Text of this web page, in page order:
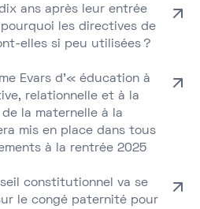
ans après leur entrée
les directives de
elles si peu utilisées ?
Evars d’« éducation à
relationnelle et à la
la maternelle à la
mis en place dans tous
à la rentrée 2025
constitutionnel va se
le congé paternité pour